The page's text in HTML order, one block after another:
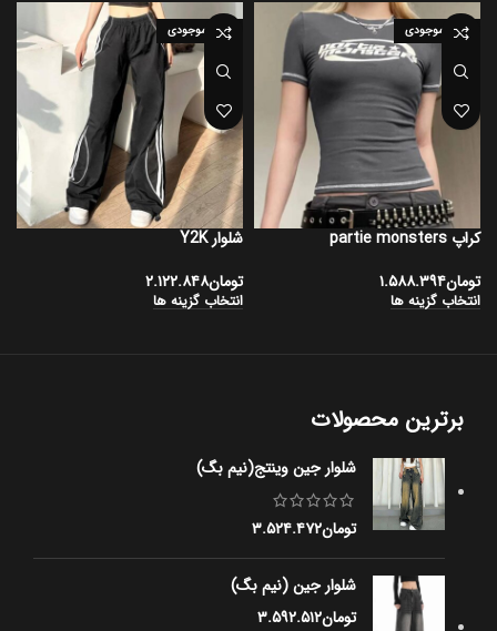
اتمام موجودی
کراپ partie monsters
تومان۱.۵۸۸.۳۹۴
انتخاب گزینه ها
اتمام موجودی
شلوار Y2K
تومان۲.۱۲۲.۸۴۸
انتخاب گزینه ها
برترین محصولات
شلوار جین وینتج(نیم بگ)
تومان۳.۵۲۴.۴۷۲
شلوار جین (نیم بگ)
تومان۳.۵۹۲.۵۱۲